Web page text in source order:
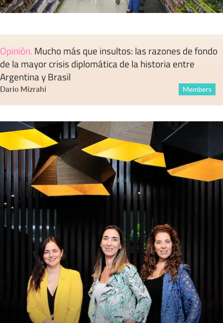
Opinión. Mucho más que insultos: las razones de fondo
de la mayor crisis diplomática de la historia entre
Argentina y Brasil
Dario Mizrahi Members